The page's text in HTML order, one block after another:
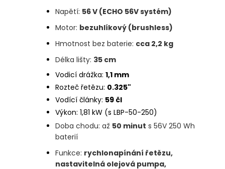
Napětí: 56 V (ECHO 56V systém)
Motor: bezuhlíkový (brushless)
Hmotnost bez baterie: cca 2,2 kg
Délka lišty: 35 cm
Vodicí drážka: 1,1 mm
Rozteč řetězu: 0.325"
Vodící články: 59 čl
Výkon: 1,81 kW (s LBP-50-250)
Doba chodu: až 50 minut s 56V 250 Wh
baterií
Funkce: rychlonapínání řetězu,
nastavitelná olejová pumpa,